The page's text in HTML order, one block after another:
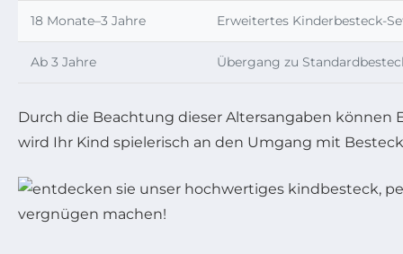
18 Monate–3 Jahre Erweitertes Kinderbesteck-
Ab 3 Jahre Übergang zu
Durch die Beachtung dieser Altersangaben können
wird Ihr Kind spielerisch an den Umgang mit